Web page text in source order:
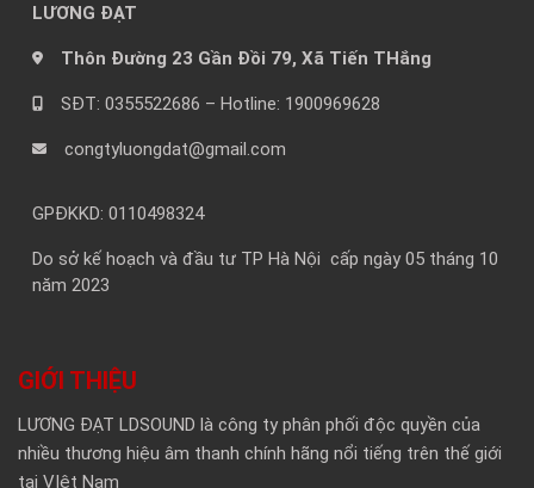
LƯƠNG ĐẠT
Thôn Đường 23 Gần Đồi 79, Xã Tiến THắng
SĐT: 0355522686 – Hotline: 1900969628
congtyluongdat@gmail.com
GPĐKKD: 0110498324
Do sở kế hoạch và đầu tư TP Hà Nội cấp ngày 05 tháng 10
năm 2023
GIỚI THIỆU
LƯƠNG ĐẠT LDSOUND là công ty phân phối độc quyền của
nhiều thương hiệu âm thanh chính hãng nổi tiếng trên thế giới
tại VIệt Nam